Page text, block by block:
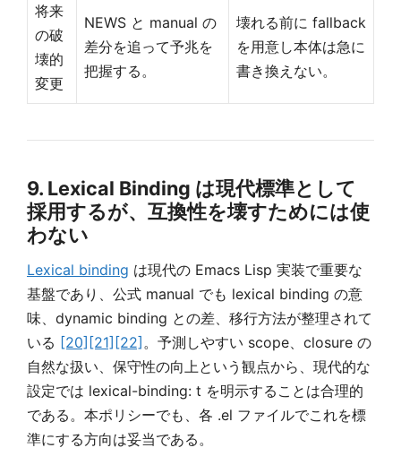
将来
の破
壊的
変更
NEWS と manual の
差分を追って予兆を
把握する。
壊れる前に fallback
を用意し本体は急に
書き換えない。
9. Lexical Binding は現代標準として
採用するが、互換性を壊すためには使
わない
Lexical binding は現代の Emacs Lisp 実装で重要な
基盤であり、公式 manual でも lexical binding の意
味、dynamic binding との差、移行方法が整理されて
いる [20] [21] [22] 。予測しやすい scope、closure の
自然な扱い、保守性の向上という観点から、現代的な
設定では lexical-binding: t を明示することは合理的
である。本ポリシーでも、各 .el ファイルでこれを標
準にする方向は妥当である。